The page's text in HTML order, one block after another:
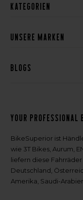
Kategorien
Unsere Marken
Blogs
Your professional
BikeSuperior ist
wie 3T Bikes, Aurum,
liefern diese
Deutschland,
Amerika, Saudi-